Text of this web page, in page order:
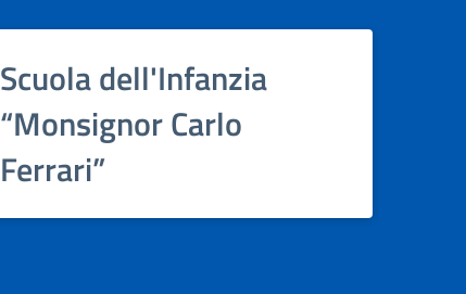
Scuola dell'Infanzia
“Monsignor Carlo
Ferrari”